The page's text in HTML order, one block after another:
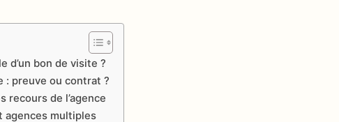
d’un bon de visite ?
: preuve ou contrat ?
recours de l’agence
agences multiples